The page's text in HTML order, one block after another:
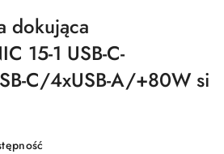
dokująca
15-1 USB-C-
C/4xUSB-A/+80W si